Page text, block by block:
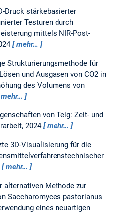
Druck stärkebasierter
Testuren durch
mittels NIR-Post-
mehr…
Strukturierungsmethode für
und Ausgasen von CO2 in
des Volumens von
mehr…
von Teig: Zeit- und
2024 mehr…
3D-Visualisierung für die
mehr…
alternativen Methode zur
Saccharomyces pastorianus
eines neuartigen